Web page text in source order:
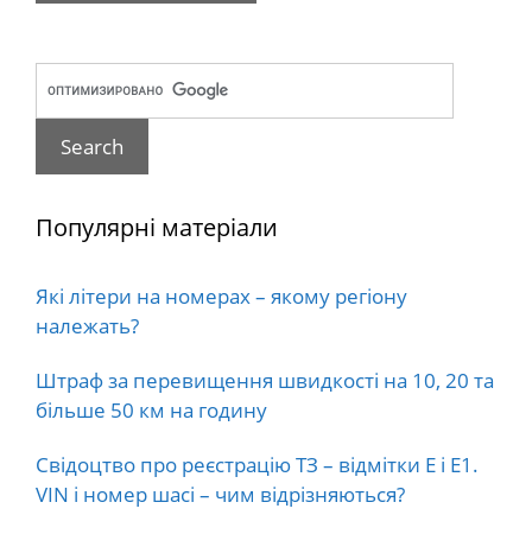
Популярні матеріали
Які літери на номерах – якому регіону
належать?
Штраф за перевищення швидкості на 10, 20 та
більше 50 км на годину
Свідоцтво про реєстрацію ТЗ – відмітки E і E1.
VIN і номер шасі – чим відрізняються?